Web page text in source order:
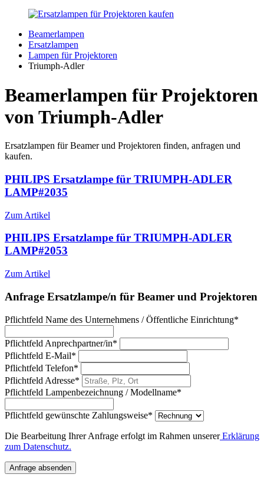
Beamerlampen
Ersatzlampen
Lampen für Projektoren
Triumph-Adler
Beamerlampen für Projektoren
von Triumph-Adler
Ersatzlampen für Beamer und Projektoren finden, anfragen und
kaufen.
PHILIPS Ersatzlampe für TRIUMPH-ADLER
LAMP#2035
Zum Artikel
PHILIPS Ersatzlampe für TRIUMPH-ADLER
LAMP#2053
Zum Artikel
Anfrage Ersatzlampe/n für Beamer und Projektoren
Pflichtfeld Name des Unternehmens / Öffentliche Einrichtung*
Pflichtfeld Anprechpartner/in*
Pflichtfeld E-Mail*
Pflichtfeld Telefon*
Pflichtfeld Adresse*
Pflichtfeld Lampenbezeichnung / Modellname*
Pflichtfeld gewünschte Zahlungsweise*
Die Bearbeitung Ihrer Anfrage erfolgt im Rahmen unsererErklärung
zum Datenschutz.
Anfrage absenden